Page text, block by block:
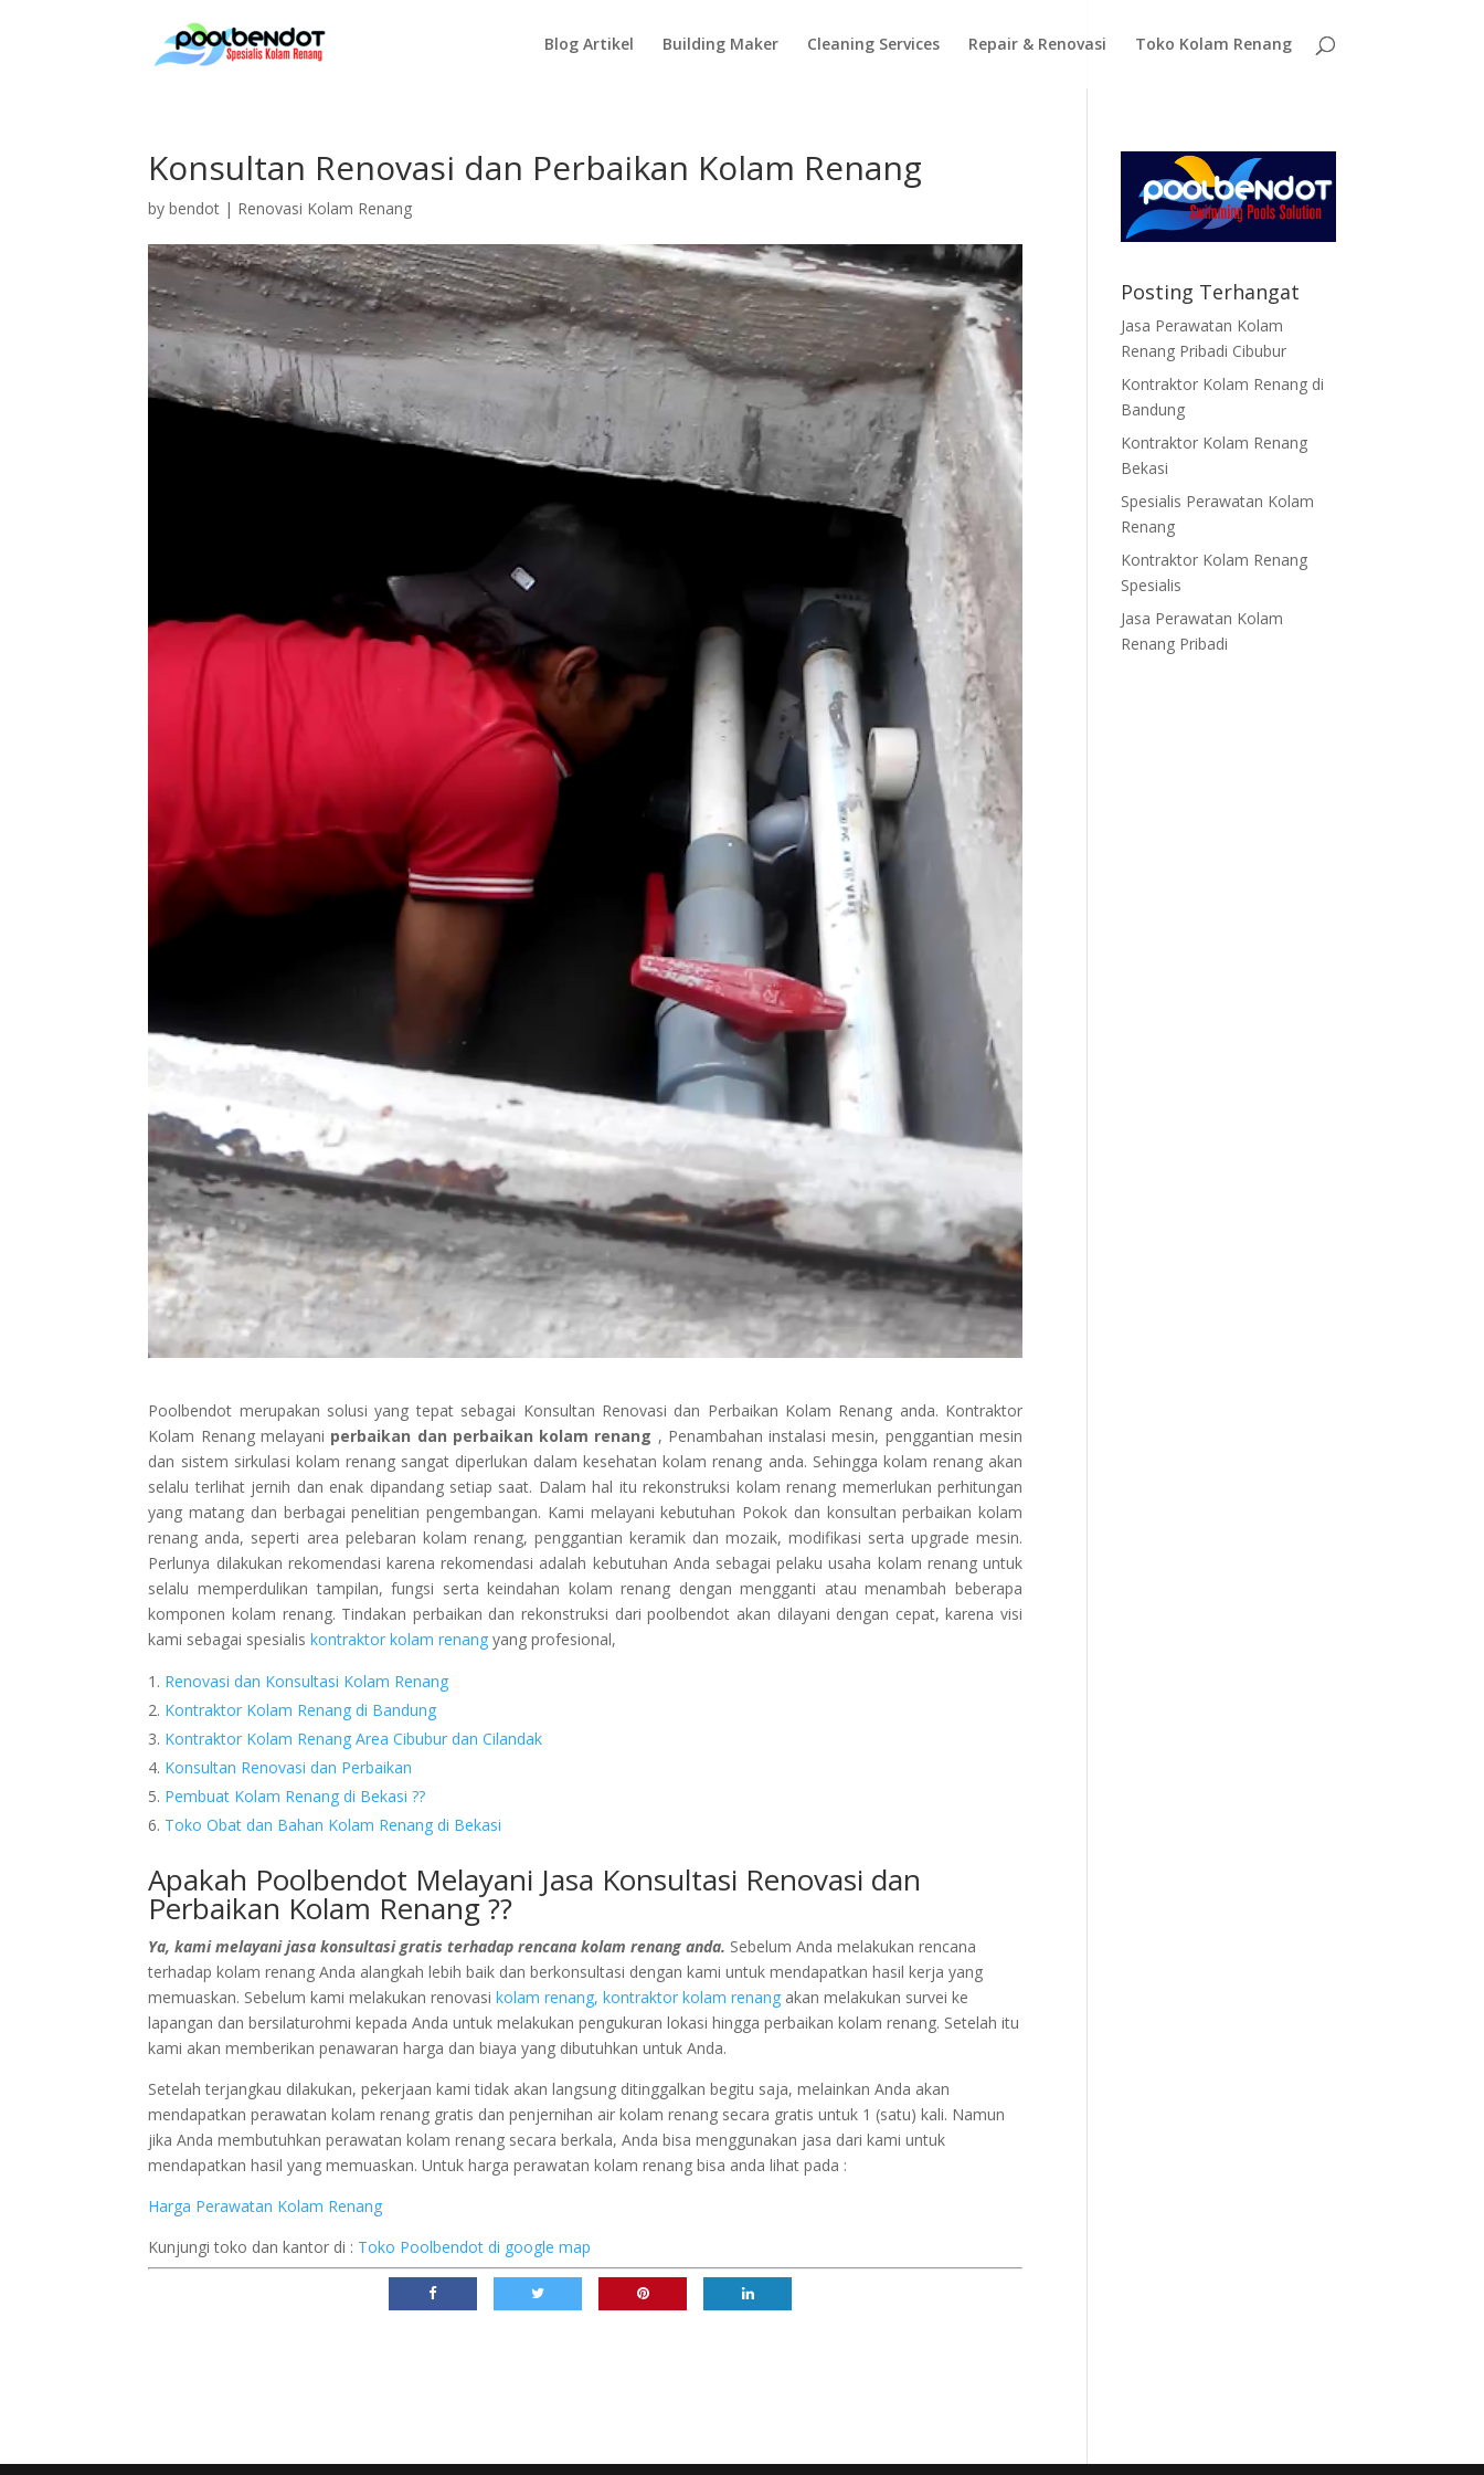
Blog Artikel Building Maker Cleaning Services Repair & Renovasi Toko Kolam Renang
Konsultan Renovasi dan Perbaikan Kolam Renang
bybendot | Renovasi Kolam Renang
Poolbendot merupakan solusi yang tepat sebagai Konsultan Renovasi dan Perbaikan Kolam Renang anda. Kontraktor
Kolam Renang melayani perbaikan dan perbaikan kolam renang , Penambahan instalasi mesin, penggantian mesin
dan sistem sirkulasi kolam renang sangat diperlukan dalam kesehatan kolam renang anda. Sehingga kolam renang akan
selalu terlihat jernih dan enak dipandang setiap saat. Dalam hal itu rekonstruksi kolam renang memerlukan perhitungan
yang matang dan berbagai penelitian pengembangan. Kami melayani kebutuhan Pokok dan konsultan perbaikan kolam
renang anda, seperti area pelebaran kolam renang, penggantian keramik dan mozaik, modifikasi serta upgrade mesin.
Perlunya dilakukan rekomendasi karena rekomendasi adalah kebutuhan Anda sebagai pelaku usaha kolam renang untuk
selalu memperdulikan tampilan, fungsi serta keindahan kolam renang dengan mengganti atau menambah beberapa
komponen kolam renang. Tindakan perbaikan dan rekonstruksi dari poolbendot akan dilayani dengan cepat, karena visi
kami sebagai spesialiskontraktor kolam renang yang profesional,
Renovasi dan Konsultasi Kolam Renang
Kontraktor Kolam Renang di Bandung
Kontraktor Kolam Renang Area Cibubur dan Cilandak
Konsultan Renovasi dan Perbaikan
Pembuat Kolam Renang di Bekasi ??
Toko Obat dan Bahan Kolam Renang di Bekasi
Apakah Poolbendot Melayani Jasa Konsultasi Renovasi dan
Perbaikan Kolam Renang ??
Ya, kami melayani jasa konsultasi gratis terhadap rencana kolam renang anda. Sebelum Anda melakukan rencana
terhadap kolam renang Anda alangkah lebih baik dan berkonsultasi dengan kami untuk mendapatkan hasil kerja yang
memuaskan. Sebelum kami melakukan renovasi kolam renang, kontraktor kolam renang akan melakukan survei ke
lapangan dan bersilaturohmi kepada Anda untuk melakukan pengukuran lokasi hingga perbaikan kolam renang. Setelah itu
kami akan memberikan penawaran harga dan biaya yang dibutuhkan untuk Anda.
Setelah terjangkau dilakukan, pekerjaan kami tidak akan langsung ditinggalkan begitu saja, melainkan Anda akan
mendapatkan perawatan kolam renang gratis dan penjernihan air kolam renang secara gratis untuk 1 (satu) kali. Namun
jika Anda membutuhkan perawatan kolam renang secara berkala, Anda bisa menggunakan jasa dari kami untuk
mendapatkan hasil yang memuaskan. Untuk harga perawatan kolam renang bisa anda lihat pada :
Harga Perawatan Kolam Renang
Kunjungi toko dan kantor di : Toko Poolbendot di google map
Posting Terhangat
Jasa Perawatan Kolam
Renang Pribadi Cibubur
Kontraktor Kolam Renang di
Bandung
Kontraktor Kolam Renang
Bekasi
Spesialis Perawatan Kolam
Renang
Kontraktor Kolam Renang
Spesialis
Jasa Perawatan Kolam
Renang Pribadi